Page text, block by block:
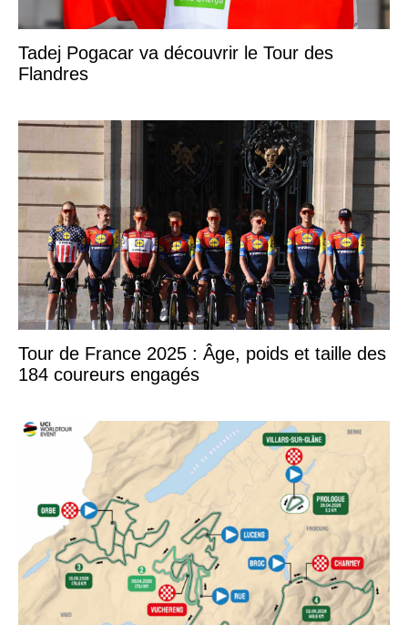
Tadej Pogacar va découvrir le Tour des
Flandres
Tour de France 2025 : Âge, poids et taille des
184 coureurs engagés